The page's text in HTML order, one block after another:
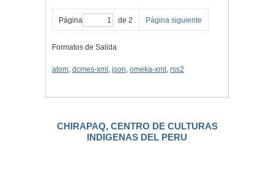
Página de 2 Página siguiente
Formatos de Salida
atom, dcmes-xml , json, omeka-xml , rss2
CHIRAPAQ, CENTRO DE CULTURAS
INDIGENAS DEL PERU